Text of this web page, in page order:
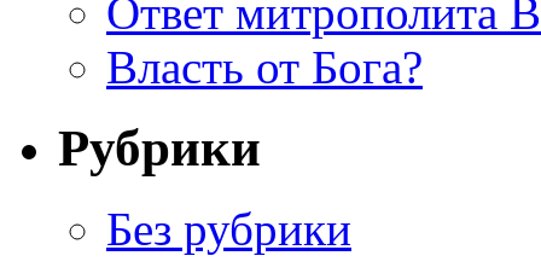
Ответ митрополита
Власть от Бога?
Рубрики
Без рубрики